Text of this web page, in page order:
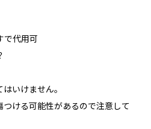
で代用可
いけません。
ける可能性があるので注意して